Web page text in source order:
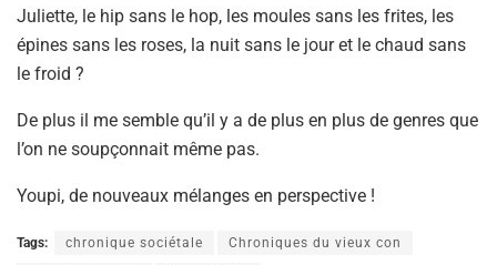
Juliette, le hip sans le hop, les moules sans les frites, les
épines sans les roses, la nuit sans le jour et le chaud sans
le froid ?
De plus il me semble qu’il y a de plus en plus de genres que
l’on ne soupçonnait même pas.
Youpi, de nouveaux mélanges en perspective !
Tags: chronique sociétale Chroniques du vieux con